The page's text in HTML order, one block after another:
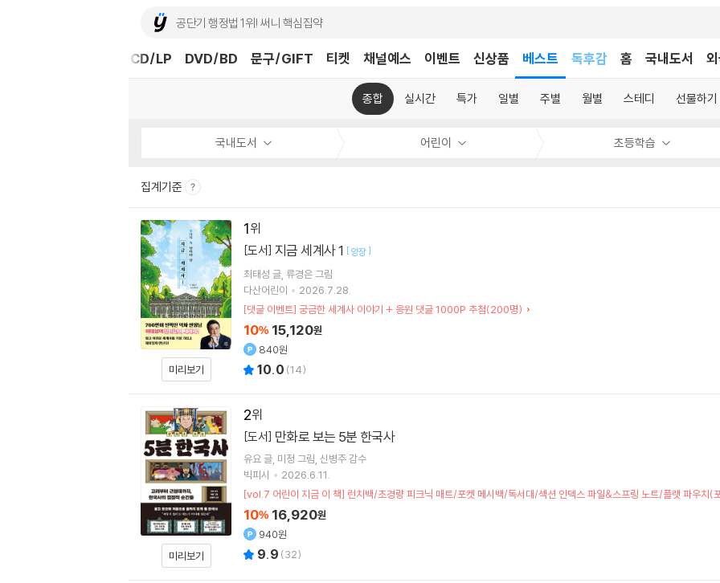
채널예스 이벤트 신상품 베스트
독후감
홈 국내도서
CD/LP DVD/BD 문구/GIFT 티켓
종합 실시간 특가 일별 주별 월별 스테디 선물하기
국내도서 어린이 초등학습
집계기준
1
미리보기
[도서] 지금 세계사 1 [양장]
최태성 글 류경은그림
다산어린이
2026.7.28.
[댓글 이벤트] 궁금한 세계사 이야기 + 응원 댓글 1000P 추첨(200명)
10% 15,120원
840원
10.0 (14)
2
미리보기
[도서] 만화로 보는 5분 한국사
유요 글 미정 그림 신병주감수
빅피시
2026.6.11.
[vol.7 어린이 지금 이 책] 런치백/초경량 피크닉 매트/포켓 메시백/독서대/섹션 인덱스 파일&스프링 노트/플랫 파우치(
10% 16,920원
940원
9.9 (32)